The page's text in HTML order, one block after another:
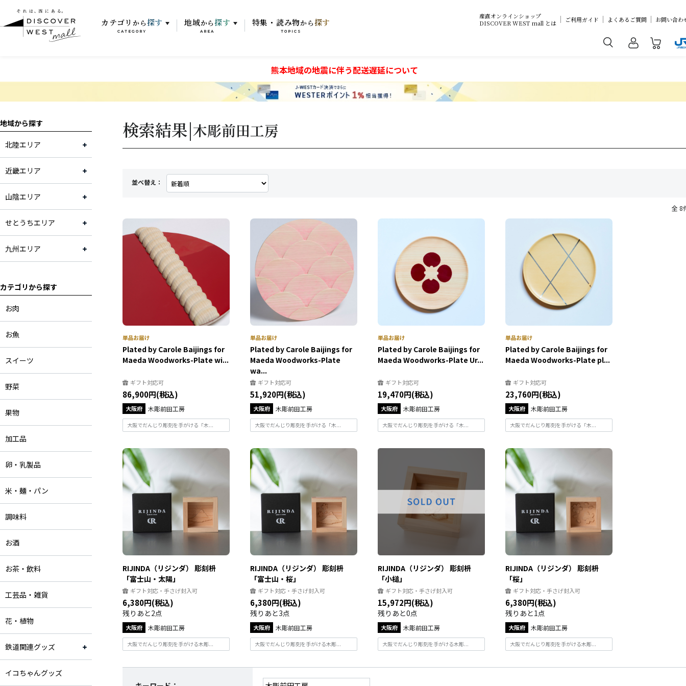
カテゴリ から 探す
CATEGORY
地域から 探す
AREA
特集・読み物から 探す
TOPICS
産直オンラインショップ
DISCOVER WEST mall とは
ご利用ガイド よくあるご質問 お問い合わ
熊本地域の地震に伴う配送遅延について
地域から探す
北陸エリア
近畿エリア
山陰エリア
せとうちエリア
九州エリア
カテゴリから探す
お肉
お魚
スイーツ
野菜
果物
加工品
卵・乳製品
米・麺・パン
調味料
お酒
お茶・飲料
工芸品・雑貨
花・植物
鉄道関連グッズ
イコちゃんグッズ
検索結果|木彫前田工房
並べ替え：
全 8
Plated by Carole Baijings for
Maeda Woodworks-Plate wi...
ギフト対応可
86,900円(税込)
大阪府 木彫前田工房
大阪でだんじり彫刻を手がける「木...
Plated by Carole Baijings for
Maeda Woodworks-Plate
wa...
ギフト対応可
51,920円(税込)
大阪府 木彫前田工房
大阪でだんじり彫刻を手がける「木...
Plated by Carole Baijings for
Maeda Woodworks-Plate Ur...
ギフト対応可
19,470円(税込)
大阪府 木彫前田工房
大阪でだんじり彫刻を手がける「木...
Plated by Carole Baijings for
Maeda Woodworks-Plate pl...
ギフト対応可
23,760円(税込)
大阪府 木彫前田工房
大阪でだんじり彫刻を手がける「木...
RIJINDA（リジンダ） 彫刻枡
「富士山・太陽」
ギフト対応・手さげ封入可
6,380円(税込)
残りあと2点
大阪府 木彫前田工房
大阪でだんじり彫刻を手がける木彫...
RIJINDA（リジンダ） 彫刻枡
「富士山・桜」
ギフト対応・手さげ封入可
6,380円(税込)
残りあと3点
大阪府 木彫前田工房
大阪でだんじり彫刻を手がける木彫...
RIJINDA（リジンダ） 彫刻枡
「小槌」
ギフト対応・手さげ封入可
15,972円(税込)
残りあと0点
大阪府 木彫前田工房
大阪でだんじり彫刻を手がける木彫...
RIJINDA（リジンダ） 彫刻枡
「桜」
ギフト対応・手さげ封入可
6,380円(税込)
残りあと1点
大阪府 木彫前田工房
大阪でだんじり彫刻を手がける木彫...